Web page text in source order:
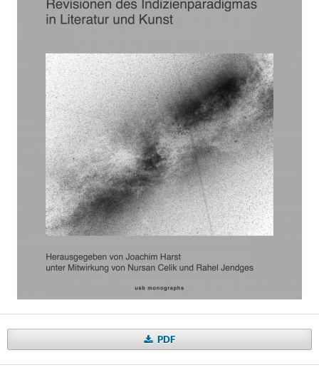
PDF